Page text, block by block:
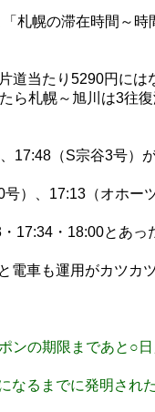
札幌の滞在時間～時
当たり5290円には
ら札幌～旭川は3往
17:48（S宗谷3号）
）、17:13（オホー
17:34・18:00とあっ
電車も運用がカツカ
ンの期限まであと○
なるまでに発明さ